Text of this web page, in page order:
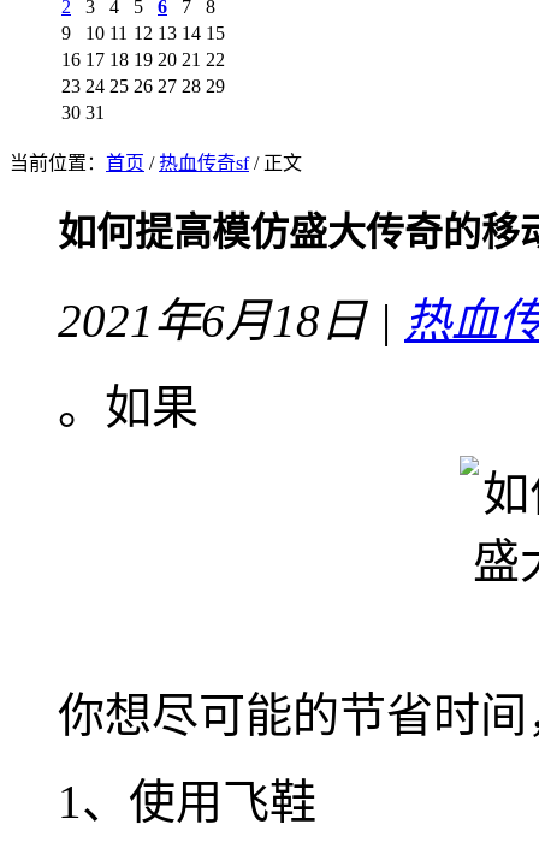
2
3 4 5 6 7
8
9
10 11 12 13 14 15
16 17 18 19 20 21 22
23 24 25 26 27 28 29
30 31
当前位置： 首页 /热血传奇sf/ 正文
如何提高模仿盛大传奇的移
2021年6月18日 | 热血
。如果
你想尽可能的节省时
1、使用飞鞋